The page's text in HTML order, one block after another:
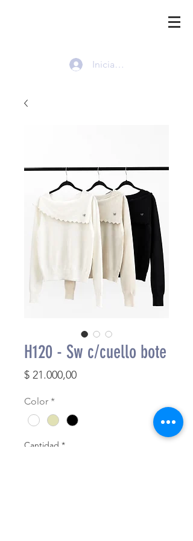
Iniciar sesión
H120 - Sw c/cuello bote
$ 21.000,00Precio
Color *
Cantidad *